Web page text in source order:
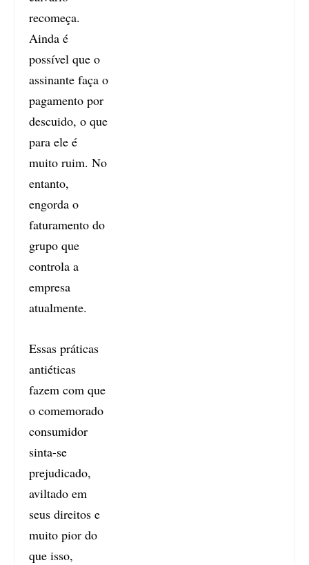
recomeça.
Ainda é
possível que o
assinante faça o
pagamento por
descuido, o que
para ele é
muito ruim. No
entanto,
engorda o
faturamento do
grupo que
controla a
empresa
atualmente.
Essas práticas
antiéticas
fazem com que
o comemorado
consumidor
sinta-se
prejudicado,
aviltado em
seus direitos e
muito pior do
que isso,